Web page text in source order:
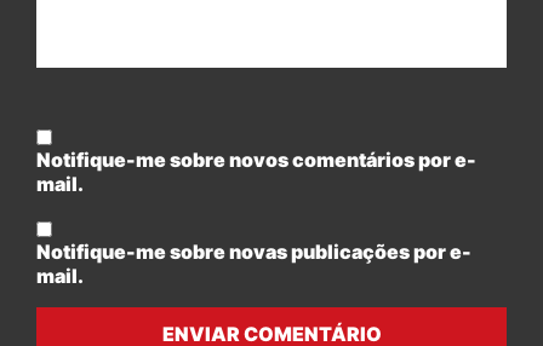
Notifique-me sobre novos comentários por e-
mail.
Notifique-me sobre novas publicações por e-
mail.
ENVIAR COMENTÁRIO